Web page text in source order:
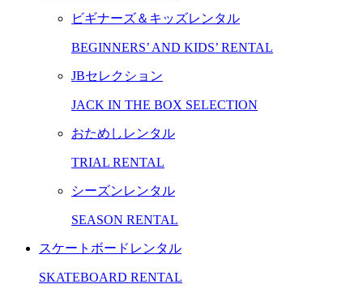
ビギナーズ＆キッズレンタル
BEGINNERS’ AND KIDS’ RENTAL
JBセレクション
JACK IN THE BOX SELECTION
おためしレンタル
TRIAL RENTAL
シーズンレンタル
SEASON RENTAL
スケートボードレンタル
SKATEBOARD RENTAL